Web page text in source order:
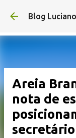
Blog
Areia
nota de